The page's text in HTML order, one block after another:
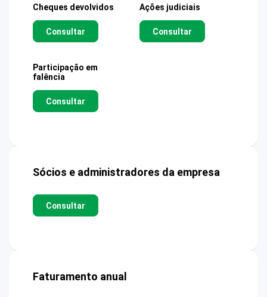
Cheques devolvidos
Consultar
Ações judiciais
Consultar
Participação em
falência
Consultar
Sócios e administradores da empresa
Consultar
Faturamento anual